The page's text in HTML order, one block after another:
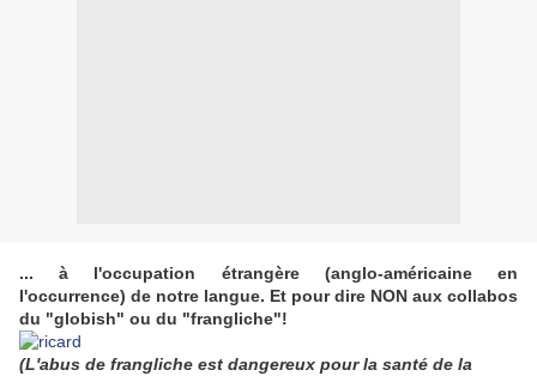
... à l'occupation étrangère (anglo-américaine en
l'occurrence) de notre langue. Et pour dire NON aux collabos
du "globish" ou du "frangliche"!
(L'abus de frangliche est dangereux pour la santé de la